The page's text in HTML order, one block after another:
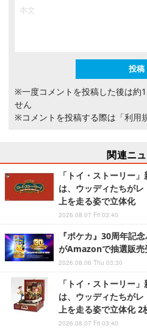
※一度コメントを投稿した後は約
せん
※コメントを投稿する際は 「利用
関連ニ
「トイ・ストーリー
は、ウッディたちが
上を走る姿で立体化
2026.08.07 Fri 03:40
『ポケカ』30周年記
がAmazonで抽選販売
2026.08.06 Thu 03:30
「トイ・ストーリー
は、ウッディたちが
上を走る姿で立体化 2
2026.08.07 Fri 03:40